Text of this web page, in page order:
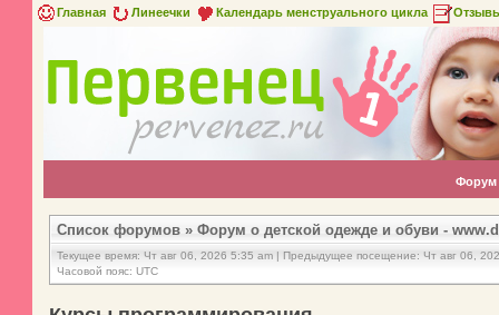
Главная Линеечки Календарь менструального цикла
Форум
Список форумов » Форум о детской одежде и обуви -
Текущее время: Чт авг 06, 2026 5:35 am | Предыдущее посещение: Чт авг 06,
Часовой пояс: UTC